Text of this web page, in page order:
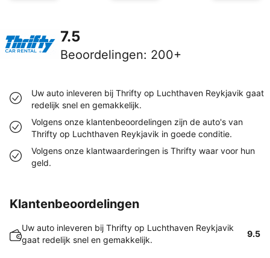
7.5
Beoordelingen: 200+
Uw auto inleveren bij Thrifty op Luchthaven Reykjavik gaat
redelijk snel en gemakkelijk.
Volgens onze klantenbeoordelingen zijn de auto's van
Thrifty op Luchthaven Reykjavik in goede conditie.
Volgens onze klantwaarderingen is Thrifty waar voor hun
geld.
Klantenbeoordelingen
Uw auto inleveren bij Thrifty op Luchthaven Reykjavik
gaat redelijk snel en gemakkelijk.
9.5